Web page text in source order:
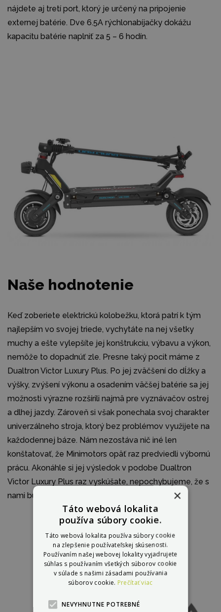
nájdete aj tretí port, ktorý je určený na pripojenie
externej batérie. Dve 6.5A rýchlonabíjačky dokážu
kapacitu batérie naplniť za 5 – 6 hodín.
Naše hodnotenie
Keď zoberiete elektrickú kolobežku, ktorá patrí k tým
najlepším vo svojej triede, vychytáte na nej všetky
muchy a ešte vylepšíte jej konštrukciu, výbavu a výkon,
nemôže to dopadnúť zle. Presne taký pocit máme z
Dualtron Victor Luxury Plus. Po jej zväčšení do dĺžky a
výšky, zvýšení výkonu a osadením väčšej batérie sa jej
možnosti výrazne rozšírili najmä pre vyznávačov ostrej
a dlhej jazdy. Zároveň si však ponechala svoj charakter
univerzálneho stroja, ktorý bez problémov využijete na
každodennej báze. Nám nezostáva nič iné len
konštatovať, že Minimotors opäť raz predviedli výbornú
prácu. Akonáhle si jej výsledok v podobe Dualtron
Victor Luxury Plus raz vyskúšate, nepochybujeme, že s
nami budete súhlasiť.
×
Táto webová lokalita
používa súbory cookie.
Táto webová lokalita používa súbory cookie
na zlepšenie používateľskej skúsenosti.
Používaním našej webovej lokality vyjadrujete
súhlas s používaním všetkých súborov cookie
v súlade s našimi zásadami používania
súborov cookie. Prečítať viac
NEVYHNUTNE POTREBNÉ